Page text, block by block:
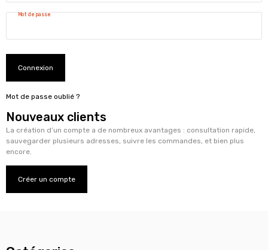
Mot de passe
Connexion
Mot de passe oublié ?
Nouveaux clients
La création d’un compte a de nombreux avantages : consultation rapide,
sauvegarder plusieurs adresses, suivre les commandes, et bien plus
encore.
Créer un compte